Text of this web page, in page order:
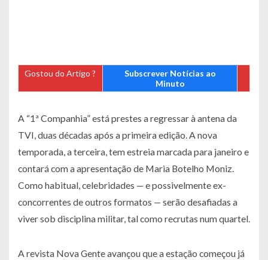
Gostou do Artigo ?
Subscrever Notícias ao
Minuto
A “1ª Companhia” está prestes a regressar à antena da
TVI, duas décadas após a primeira edição. A nova
temporada, a terceira, tem estreia marcada para janeiro e
contará com a apresentação de Maria Botelho Moniz.
Como habitual, celebridades — e possivelmente ex-
concorrentes de outros formatos — serão desafiadas a
viver sob disciplina militar, tal como recrutas num quartel.
A revista Nova Gente avançou que a estação começou já